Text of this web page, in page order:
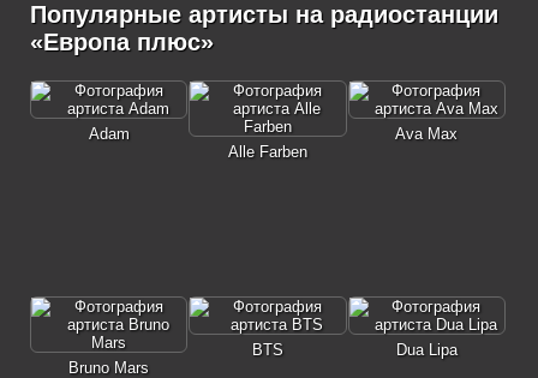
Популярные артисты на радиостанции
«Европа плюс»
Adam
Alle Farben
Ava Max
Bruno Mars
BTS Dua Lipa